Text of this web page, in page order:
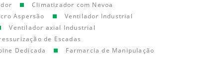
Climatizador com Nevoa
Aspersão
Ventilador Industrial
Ventilador axial Industrial
de Escadas
Dedicada
Farmarcia de Manipulação